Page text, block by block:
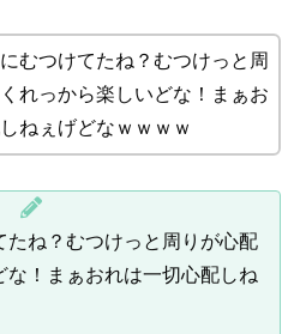
むつけてたね？むつけっと周
れっから楽しいどな！まぁお
ねぇげどなｗｗｗｗ
たね？むつけっと周りが心配
な！まぁおれは一切心配しね